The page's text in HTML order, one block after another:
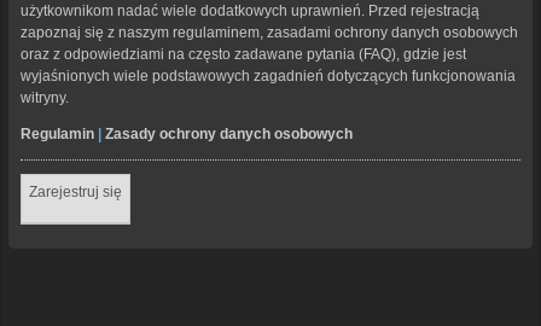
użytkownikom nadać wiele dodatkowych uprawnień. Przed rejestracją
zapoznaj się z naszym regulaminem, zasadami ochrony danych osobowych
oraz z odpowiedziami na często zadawane pytania (FAQ), gdzie jest
wyjaśnionych wiele podstawowych zagadnień dotyczących funkcjonowania
witryny.
Regulamin | Zasady ochrony danych osobowych
Zarejestruj się